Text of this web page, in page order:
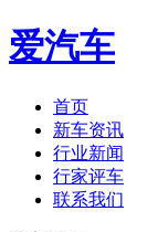
爱汽车
首页
新车资讯
行业新闻
行家评车
联系我们